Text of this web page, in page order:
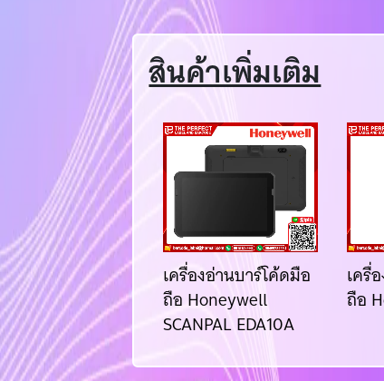
สินค้าเพิ่มเติม
องอ่านบาร์โค้ดมือ
MT65
เครื่องอ่านบาร์โค้ดมือ
ถือ Honeywell
SCANPAL EDA10A
เครื่
ถือ